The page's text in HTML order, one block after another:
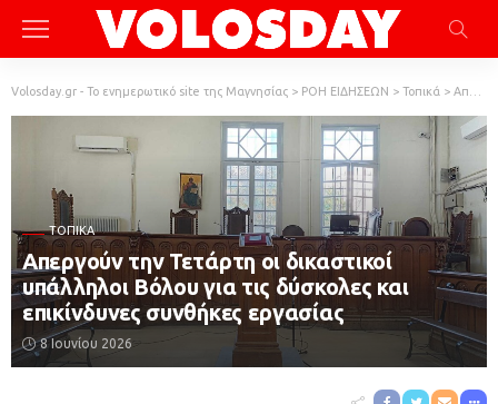
Volosday.gr - Το ενημερωτικό site της Μαγνησίας > ΡΟΗ ΕΙΔΗΣΕΩΝ > Τοπικά > Απεργούν την Τετάρτη οι δικαστικοί υπάλληλοι Βόλου για τις δύσκολες και επικίνδυνες συνθήκες εργασίας
ΤΟΠΙΚΆ
Απεργούν την Τετάρτη οι δικαστικοί
υπάλληλοι Βόλου για τις δύσκολες και
επικίνδυνες συνθήκες εργασίας
8 Ιουνίου 2026